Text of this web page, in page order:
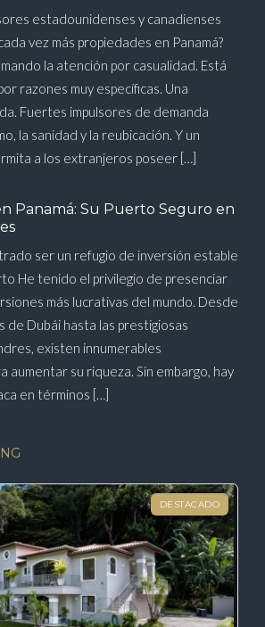
estadounidenses y canadienses
vez más propiedades en Panamá?
la atención por casualidad. Está
razones muy específicas. Una
Fuertes impulsores de demanda
la sanidad y la reubicación. Y un
a los extranjeros poseer […]
Panamá: Su Puerto Seguro en
ser un refugio de inversión estable
He tenido el privilegio de presenciar
más lucrativas del mundo. Desde
de Dubái hasta las prestigiosas
existen innumerables
aumentar su riqueza. Sin embargo, hay
en términos […]
DESTACADO